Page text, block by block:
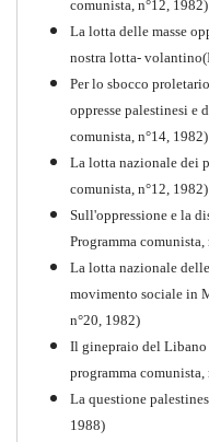
1917-2017 Ieri
PDF Quaderno n°9
comunista, n°12, 1982)
La lotta delle masse
nostra lotta-
Per lo sbocco
oppresse palestinesi
comunista, n°14, 1982)
La lotta nazionale dei
comunista, n°12, 1982)
Sull'oppressione e la
Programma comunista,
La lotta nazionale
movimento sociale in
n°20, 1982)
Il ginepraio del Libano
programma comunista,
La questione
1988)